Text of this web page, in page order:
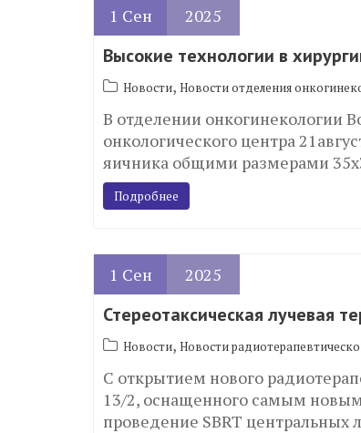
1 Сен 2025
Высокие технологии в
Новости, Новости отделения
В отделении онкогинекологии
онкологического центра
яичника общими размерами
Подробнее
1 Сен 2025
Стереотаксическая лучевая
Новости, Новости
С открытием нового
13/2, оснащенного самым
проведение SBRT центральных